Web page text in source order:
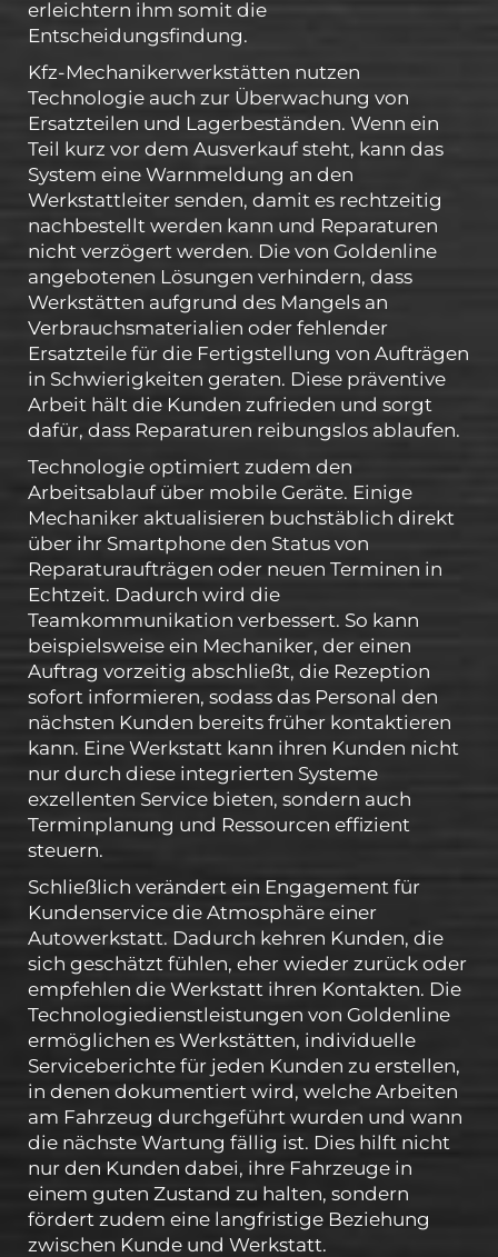
erleichtern ihm somit die
Entscheidungsfindung.
Kfz-Mechanikerwerkstätten nutzen
Technologie auch zur Überwachung von
Ersatzteilen und Lagerbeständen. Wenn ein
Teil kurz vor dem Ausverkauf steht, kann das
System eine Warnmeldung an den
Werkstattleiter senden, damit es rechtzeitig
nachbestellt werden kann und Reparaturen
nicht verzögert werden. Die von Goldenline
angebotenen Lösungen verhindern, dass
Werkstätten aufgrund des Mangels an
Verbrauchsmaterialien oder fehlender
Ersatzteile für die Fertigstellung von Aufträgen
in Schwierigkeiten geraten. Diese präventive
Arbeit hält die Kunden zufrieden und sorgt
dafür, dass Reparaturen reibungslos ablaufen.
Technologie optimiert zudem den
Arbeitsablauf über mobile Geräte. Einige
Mechaniker aktualisieren buchstäblich direkt
über ihr Smartphone den Status von
Reparaturaufträgen oder neuen Terminen in
Echtzeit. Dadurch wird die
Teamkommunikation verbessert. So kann
beispielsweise ein Mechaniker, der einen
Auftrag vorzeitig abschließt, die Rezeption
sofort informieren, sodass das Personal den
nächsten Kunden bereits früher kontaktieren
kann. Eine Werkstatt kann ihren Kunden nicht
nur durch diese integrierten Systeme
exzellenten Service bieten, sondern auch
Terminplanung und Ressourcen effizient
steuern.
Schließlich verändert ein Engagement für
Kundenservice die Atmosphäre einer
Autowerkstatt. Dadurch kehren Kunden, die
sich geschätzt fühlen, eher wieder zurück oder
empfehlen die Werkstatt ihren Kontakten. Die
Technologiedienstleistungen von Goldenline
ermöglichen es Werkstätten, individuelle
Serviceberichte für jeden Kunden zu erstellen,
in denen dokumentiert wird, welche Arbeiten
am Fahrzeug durchgeführt wurden und wann
die nächste Wartung fällig ist. Dies hilft nicht
nur den Kunden dabei, ihre Fahrzeuge in
einem guten Zustand zu halten, sondern
fördert zudem eine langfristige Beziehung
zwischen Kunde und Werkstatt.